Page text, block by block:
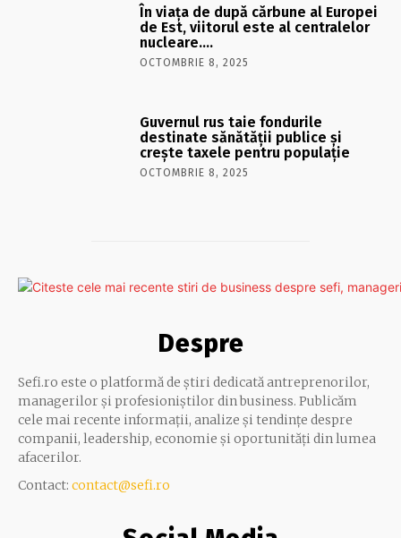
În viaţa de după cărbune al Europei
de Est, viitorul este al centralelor
nucleare….
OCTOMBRIE 8, 2025
Guvernul rus taie fondurile
destinate sănătății publice și
crește taxele pentru populație
OCTOMBRIE 8, 2025
Despre
Sefi.ro este o platformă de știri dedicată antreprenorilor,
managerilor și profesioniștilor din business. Publicăm
cele mai recente informații, analize și tendințe despre
companii, leadership, economie și oportunități din lumea
afacerilor.
Contact: contact@sefi.ro